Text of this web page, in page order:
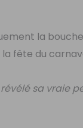
la
fête du
sa vraie